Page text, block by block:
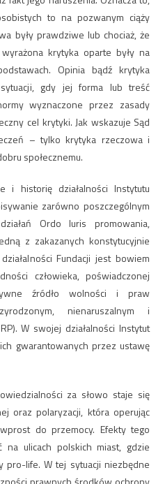
to na pozwanym ciąży
były prawdziwe lub chociaż, że
krytyka oparte były na
Opinia bądź krytyka
gdy jej forma lub treść
wyznaczone przez zasady
cel krytyki. Jak wskazuje Sąd
– tylko krytyka rzeczowa i
społecznemu.
i historię działalności Instytutu
zarówno poszczególnym
Ordo Iuris promowania,
z zakazanych konstytucyjnie
Fundacji jest bowiem
człowieka, poświadczonej
źródło wolności i praw
nienaruszalnym i
W swojej działalności Instytut
gwarantowanych przez ustawę
za słowo staje się
oraz polaryzacji, która operując
do przemocy. Efekty tego
na ulicach polskich miast, gdzie
pro-life. W tej sytuacji niezbędne